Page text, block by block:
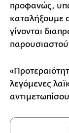
προφανώς,
καταλήξουμε
γίνονται
λεγόμενες